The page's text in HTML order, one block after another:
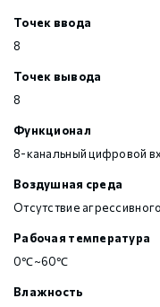
Точек ввода
8
Точек вывода
8
Функционал
8-канальный цифровой
Воздушная среда
Отсутствие
Рабочая температура
0℃~60℃
Влажность